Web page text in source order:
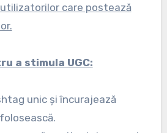
care postează
a stimula UGC:
unic și încurajează